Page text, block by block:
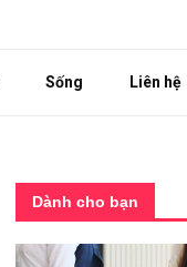
Sống Liên hệ
Dành cho bạn